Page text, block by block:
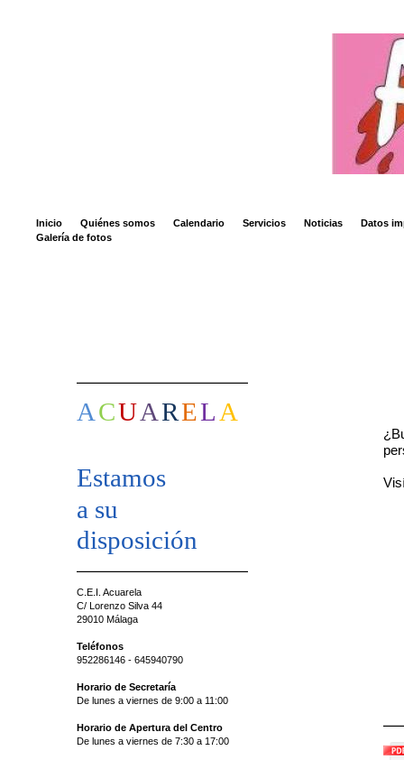
Inicio Quiénes somos Calendario Servicios Noticias
Datos
Galería de fotos
ACUAREL A
Estamos
a su
disposición
C.E.I. Acuarela
C/ Lorenzo Silva 44
29010 Málaga
Teléfonos
952286146 - 645940790
Horario de Secretaría
De lunes a viernes de 9:00 a 11:00
Horario de Apertura del Centro
De lunes a viernes de 7:30 a 17:00